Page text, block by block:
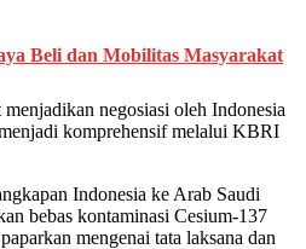
Beli dan Mobilitas Masyarakat
negosiasi oleh Indonesia
komprehensif melalui KBRI
Indonesia ke Arab Saudi
bebas kontaminasi Cesium-137
mengenai tata laksana dan